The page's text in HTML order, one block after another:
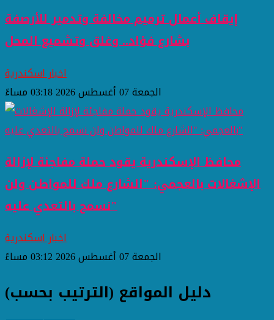
إيقاف أعمال ترميم مخالفة وتدمير للأرصفة
بشارع فؤاد.. وغلق وتشميع المحل
اخبار اسكندرية
الجمعة 07 أغسطس 2026 03:18 مساءً
محافظ الإسكندرية يقود حملة مفاجئة لإزالة
الإشغالات بالعجمي: "الشارع ملك للمواطن ولن
نسمح بالتعدي عليه"
اخبار اسكندرية
الجمعة 07 أغسطس 2026 03:12 مساءً
دليل المواقع (الترتيب بحسب)